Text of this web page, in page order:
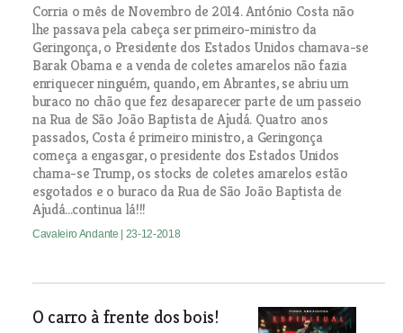
Corria o mês de Novembro de 2014. António Costa não
lhe passava pela cabeça ser primeiro-ministro da
Geringonça, o Presidente dos Estados Unidos chamava-se
Barak Obama e a venda de coletes amarelos não fazia
enriquecer ninguém, quando, em Abrantes, se abriu um
buraco no chão que fez desaparecer parte de um passeio
na Rua de São João Baptista de Ajudá. Quatro anos
passados, Costa é primeiro ministro, a Geringonça
começa a engasgar, o presidente dos Estados Unidos
chama-se Trump, os stocks de coletes amarelos estão
esgotados e o buraco da Rua de São João Baptista de
Ajudá...continua lá!!!
Cavaleiro Andante | 23-12-2018
O carro à frente dos bois!